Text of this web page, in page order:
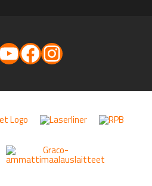
Facebook
Instagram